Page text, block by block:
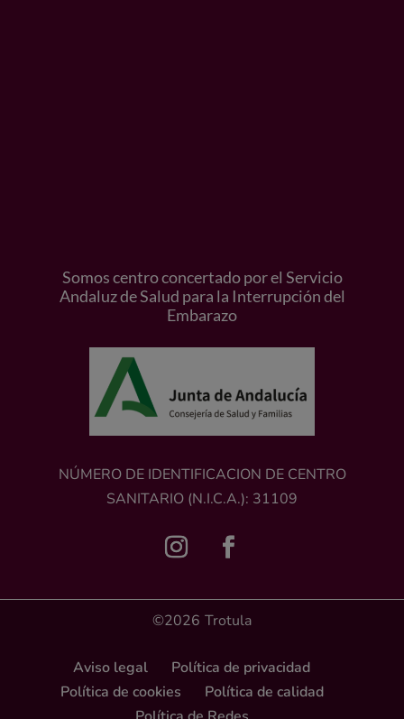
Somos centro concertado por el Servicio
Andaluz de Salud para la Interrupción del
Embarazo
NÚMERO DE IDENTIFICACION DE CENTRO
SANITARIO (N.I.C.A.): 31109
©2026 Trotula
Aviso legal
Política de privacidad
Política de cookies
Política de calidad